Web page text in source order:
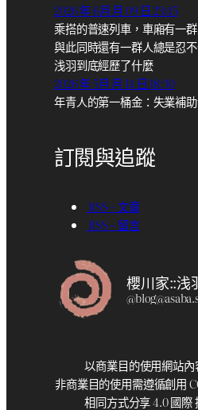
2026 年 6月 月 09 日 23:45
乘搭的普速列車，車廂有一
與此同時還有一群人總是忍
浅羽到底經歷了什麼
2026 年 5月 月 14 日 18:30
年青人的第一桶金：失業補
訂閱與追蹤
RSS – 文章
RSS – 留言
櫻川家::浅
@
以商業目的使用網站內
非商業目的使用需遵循創用
相同方式分享 4.0 國際